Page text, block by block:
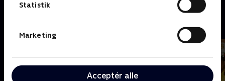
Statistik
Marketing
Acceptér alle